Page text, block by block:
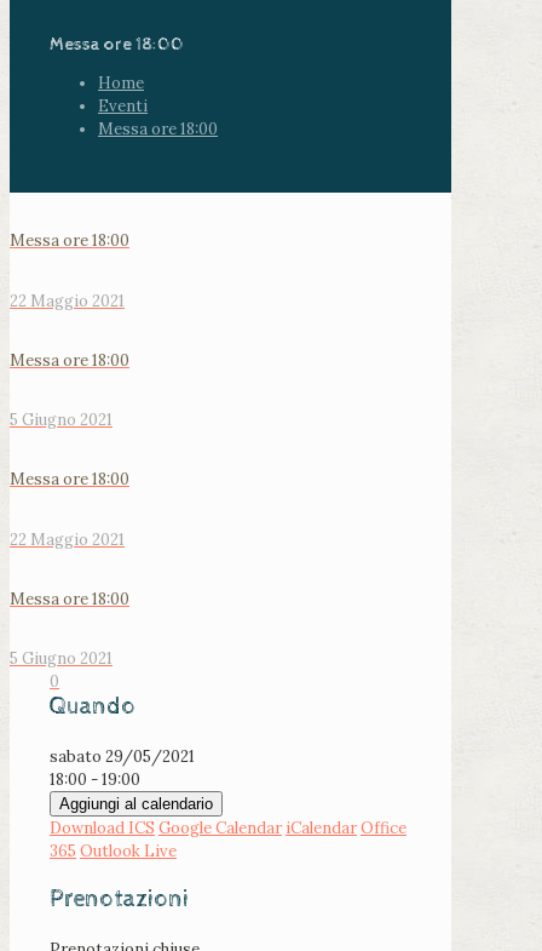
Messa ore 18:00
Home
Eventi
Messa ore 18:00
Messa ore 18:00
22 Maggio 2021
Messa ore 18:00
5 Giugno 2021
Messa ore 18:00
22 Maggio 2021
Messa ore 18:00
5 Giugno 2021
0
Quando
sabato 29/05/2021
18:00 - 19:00
Aggiungi al calendario
Download ICS Google Calendar iCalendarOffice
365 Outlook Live
Prenotazioni